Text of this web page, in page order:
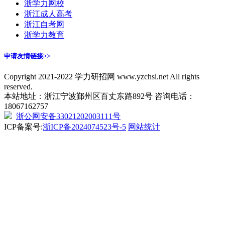
浙学力网校
浙江成人高考
浙江自考网
浙学力教育
申请友情链接>>
Copyright 2021-2022 学力研招网 www.yzchsi.net All rights
reserved.
本站地址：浙江宁波鄞州区百丈东路892号 咨询电话：
18067162757
浙公网安备33021202003111号
ICP备案号:浙ICP备2024074523号-5 网站统计